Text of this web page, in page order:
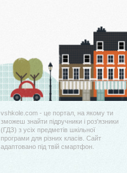
vshkole.com - це портал, на якому ти
зможеш знайти підручники і роз'язники
(ГДЗ) з усіх предметів шкільної
програми для різних класів. Сайт
адаптовано під твій смартфон.